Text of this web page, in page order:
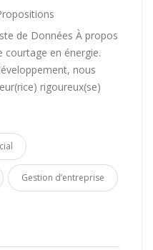
de Données À propos
courtage en énergie.
nous
rigoureux(se)
Gestion d’entreprise